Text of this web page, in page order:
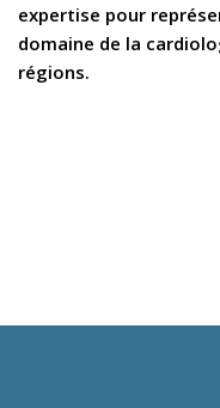
expertise pour
domaine de la
régions.